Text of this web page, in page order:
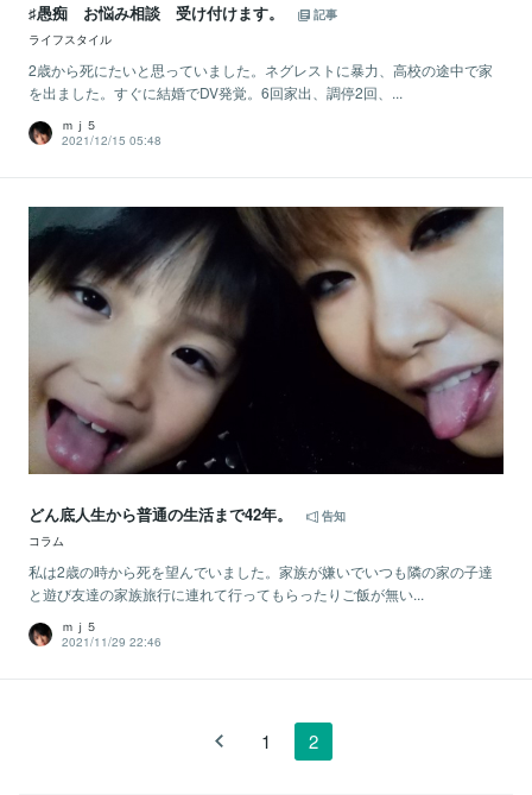
♯愚痴 お悩み相談 受け付けます。
記事
ライフスタイル
2歳から死にたいと思っていました。ネグレストに暴力、高校の途中で家
を出ました。すぐに結婚でDV発覚。6回家出、調停2回、...
ｍｊ５
2021/12/15 05:48
どん底人生から普通の生活まで42年。
告知
コラム
私は2歳の時から死を望んでいました。家族が嫌いでいつも隣の家の子達
と遊び友達の家族旅行に連れて行ってもらったりご飯が無い...
ｍｊ５
2021/11/29 22:46
1 2